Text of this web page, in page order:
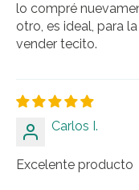
lo compré
otro, es ideal, para
vender tecito.
Carlos I.
Excelente producto